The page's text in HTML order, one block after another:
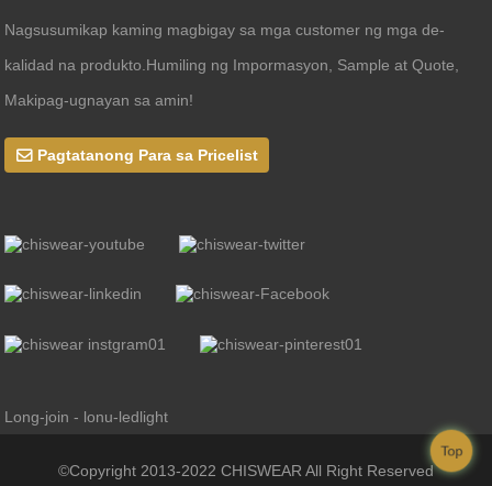
Nagsusumikap kaming magbigay sa mga customer ng mga de-
kalidad na produkto.Humiling ng Impormasyon, Sample at Quote,
Makipag-ugnayan sa amin!
Pagtatanong Para sa Pricelist
Long-join - lonu-ledlight
©Copyright 2013-2022 CHISWEAR All Right Reserved
Top